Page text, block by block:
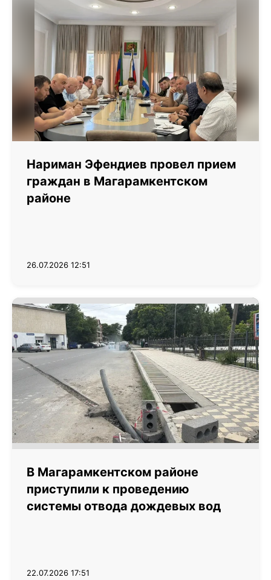
Нариман Эфендиев провел прием
граждан в Магарамкентском
районе
26.07.2026 12:51
В Магарамкентском районе
приступили к проведению
системы отвода дождевых вод
22.07.2026 17:51